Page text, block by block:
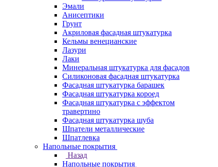
Эмали
Анисептики
Грунт
Акриловая фасадная штукатурка
Кельмы венецианские
Лазури
Лаки
Минеральная штукатурка для фасадов
Силиконовая фасадная штукатурка
Фасадная штукатурка барашек
Фасадная штукатурка короед
Фасадная штукатурка с эффектом
травертино
Фасадная штукатурка шуба
Шпатели металлические
Шпатлевка
Напольные покрытия
Назад
Напольные покрытия